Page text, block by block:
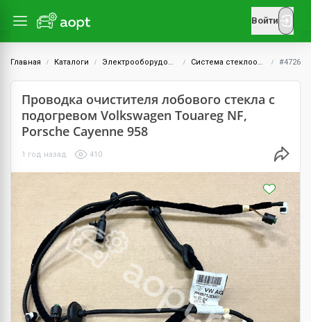
Войти
Главная Каталоги Электрооборудование Система стеклоочистителей #4726
Проводка очистителя лобового стекла с
подогревом Volkswagen Touareg NF,
Porsche Cayenne 958
1 год назад 410